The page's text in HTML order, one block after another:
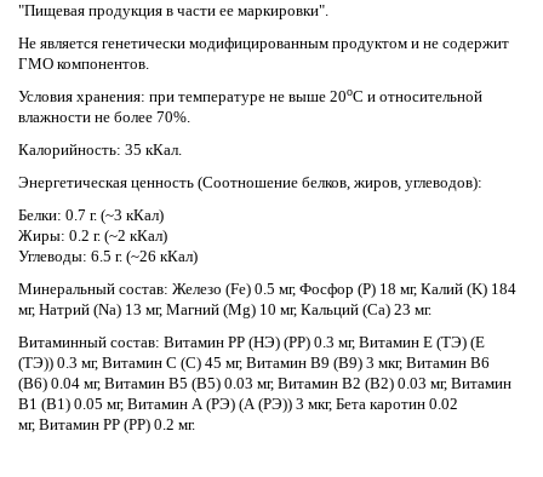
"Пищевая продукция в части ее маркировки".
Не является генетически модифицированным продуктом и не содержит
ГМО компонентов.
Условия хранения: при температуре не выше 20оС и относительной
влажности не более 70%.
Калорийность: 35 кКал.
Энергетическая ценность (Соотношение белков, жиров, углеводов):
Белки: 0.7 г. (~3 кКал)
Жиры: 0.2 г. (~2 кКал)
Углеводы: 6.5 г. (~26 кКал)
Минеральный состав: Железо (Fe) 0.5 мг, Фосфор (P) 18 мг, Калий (K) 184
мг, Натрий (Na) 13 мг, Магний (Mg) 10 мг, Кальций (Ca) 23 мг.
Витаминный состав: Витамин PP (НЭ) (PP) 0.3 мг, Витамин Е (ТЭ) (Е
(ТЭ)) 0.3 мг, Витамин С (C) 45 мг, Витамин В9 (В9) 3 мкг, Витамин В6
(В6) 0.04 мг, Витамин В5 (В5) 0.03 мг, Витамин В2 (В2) 0.03 мг, Витамин
В1 (В1) 0.05 мг, Витамин А (РЭ) (А (РЭ)) 3 мкг, Бета каротин 0.02
мг, Витамин PP (PP) 0.2 мг.